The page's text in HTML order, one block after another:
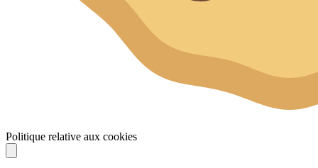
Politique relative aux cookies